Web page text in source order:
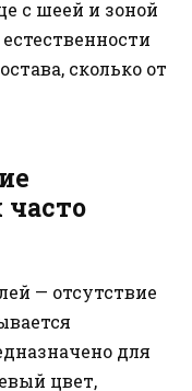
с шеей и зоной
сколько от
— отсутствие
для
цвет,